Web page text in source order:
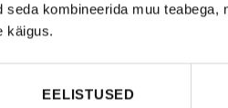
kombineerida muu
käigus.
EELISTUSED